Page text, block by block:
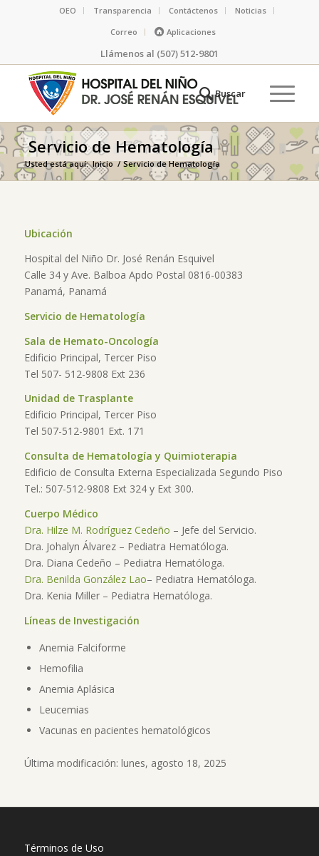
OEO Transparencia Contáctenos
Noticias
Correo
Aplicaciones
Llámenos al (507) 512-9801
Servicio de Hematología
Usted está aquí: Inicio / Servicio de Hematología
Ubicación
Hospital del Niño Dr. José Renán Esquivel
Calle 34 y Ave. Balboa Apdo Postal 0816-00383
Panamá, Panamá
Servicio de Hematología
Sala de Hemato-Oncología
Edificio Principal, Tercer Piso
Tel 507- 512-9808 Ext 236
Unidad de Trasplante
Edificio Principal, Tercer Piso
Tel 507-512-9801 Ext. 171
Consulta de Hematología y Quimioterapia
Edificio de Consulta Externa Especializada Segundo Piso
Tel.: 507-512-9808 Ext 324 y Ext 300.
Cuerpo Médico
Dra. Hilze M. Rodríguez Cedeño – Jefe del Servicio.
Dra. Johalyn Álvarez – Pediatra Hematóloga.
Dra. Diana Cedeño – Pediatra Hematóloga.
Dra. Benilda González Lao– Pediatra Hematóloga.
Dra. Kenia Miller – Pediatra Hematóloga.
Líneas de Investigación
Anemia Falciforme
Hemofilia
Anemia Aplásica
Leucemias
Vacunas en pacientes hematológicos
Última modificación: lunes, agosto 18, 2025
Términos de Uso